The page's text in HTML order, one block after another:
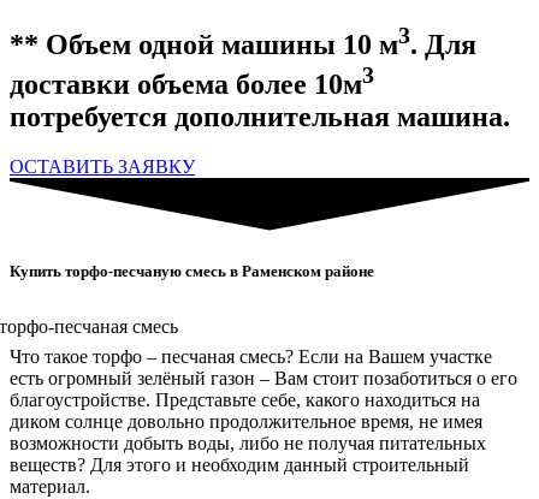
** Объем одной машины 10 м3. Для
доставки объема более 10м3
потребуется дополнительная машина.
ОСТАВИТЬ ЗАЯВКУ
Купить торфо-песчаную смесь в Раменском районе
Что такое торфо – песчаная смесь? Если на Вашем участке
есть огромный зелёный газон – Вам стоит позаботиться о его
благоустройстве. Представьте себе, какого находиться на
диком солнце довольно продолжительное время, не имея
возможности добыть воды, либо не получая питательных
веществ? Для этого и необходим данный строительный
материал.